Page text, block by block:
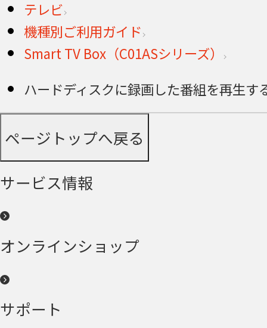
テレビ
機種別ご利用ガイド
Smart TV Box（C01ASシリーズ）
ハードディスクに録画した番組を再生す
ページトップへ戻る
サービス情報
オンラインショップ
サポート